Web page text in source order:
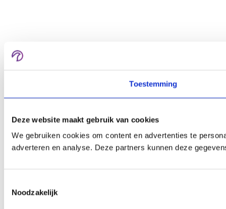
Toestemming
Deze website maakt gebruik van cookies
We gebruiken cookies om content en advertenties te
adverteren en analyse. Deze partners kunnen deze
Noodzakelijk